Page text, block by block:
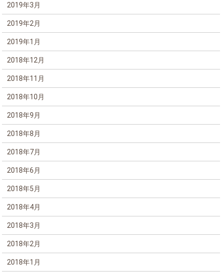
2019年3月
2019年2月
2019年1月
2018年12月
2018年11月
2018年10月
2018年9月
2018年8月
2018年7月
2018年6月
2018年5月
2018年4月
2018年3月
2018年2月
2018年1月